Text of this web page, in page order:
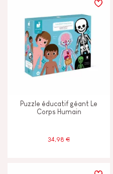
Puzzle éducatif géant Le
Corps Humain
34,98 €